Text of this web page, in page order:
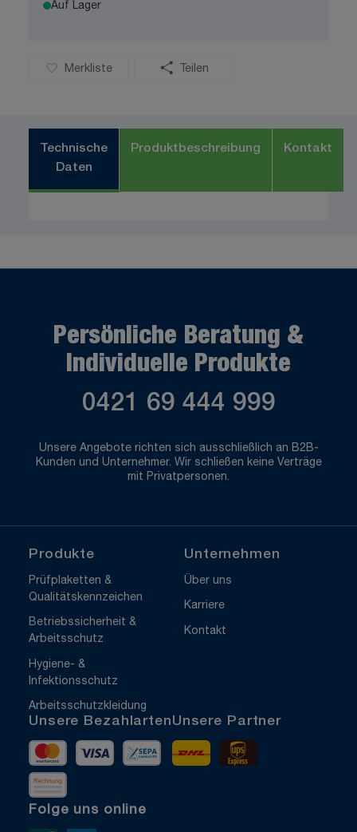
Auf Lager
Merkliste Teilen
Technische
Daten
Produktbeschreibung Kontakt
Persönliche Beratung &
Individuelle Produkte
0421 69 444 999
Unsere Angebote richten sich ausschließlich an B2B-
Kunden und Unternehmer. Wir schließen keine Verträge
mit Privatpersonen.
Produkte
Prüfplaketten &
Qualitätskennzeichen
Betriebssicherheit &
Arbeitsschutz
Hygiene- &
Infektionsschutz
Arbeitsschutzkleidung
Unternehmen
Über uns
Karriere
Kontakt
Unsere Bezahlarten
MastercardVisa Vorkasse
Rechnung
Unsere Partner
DHL
Folge uns online